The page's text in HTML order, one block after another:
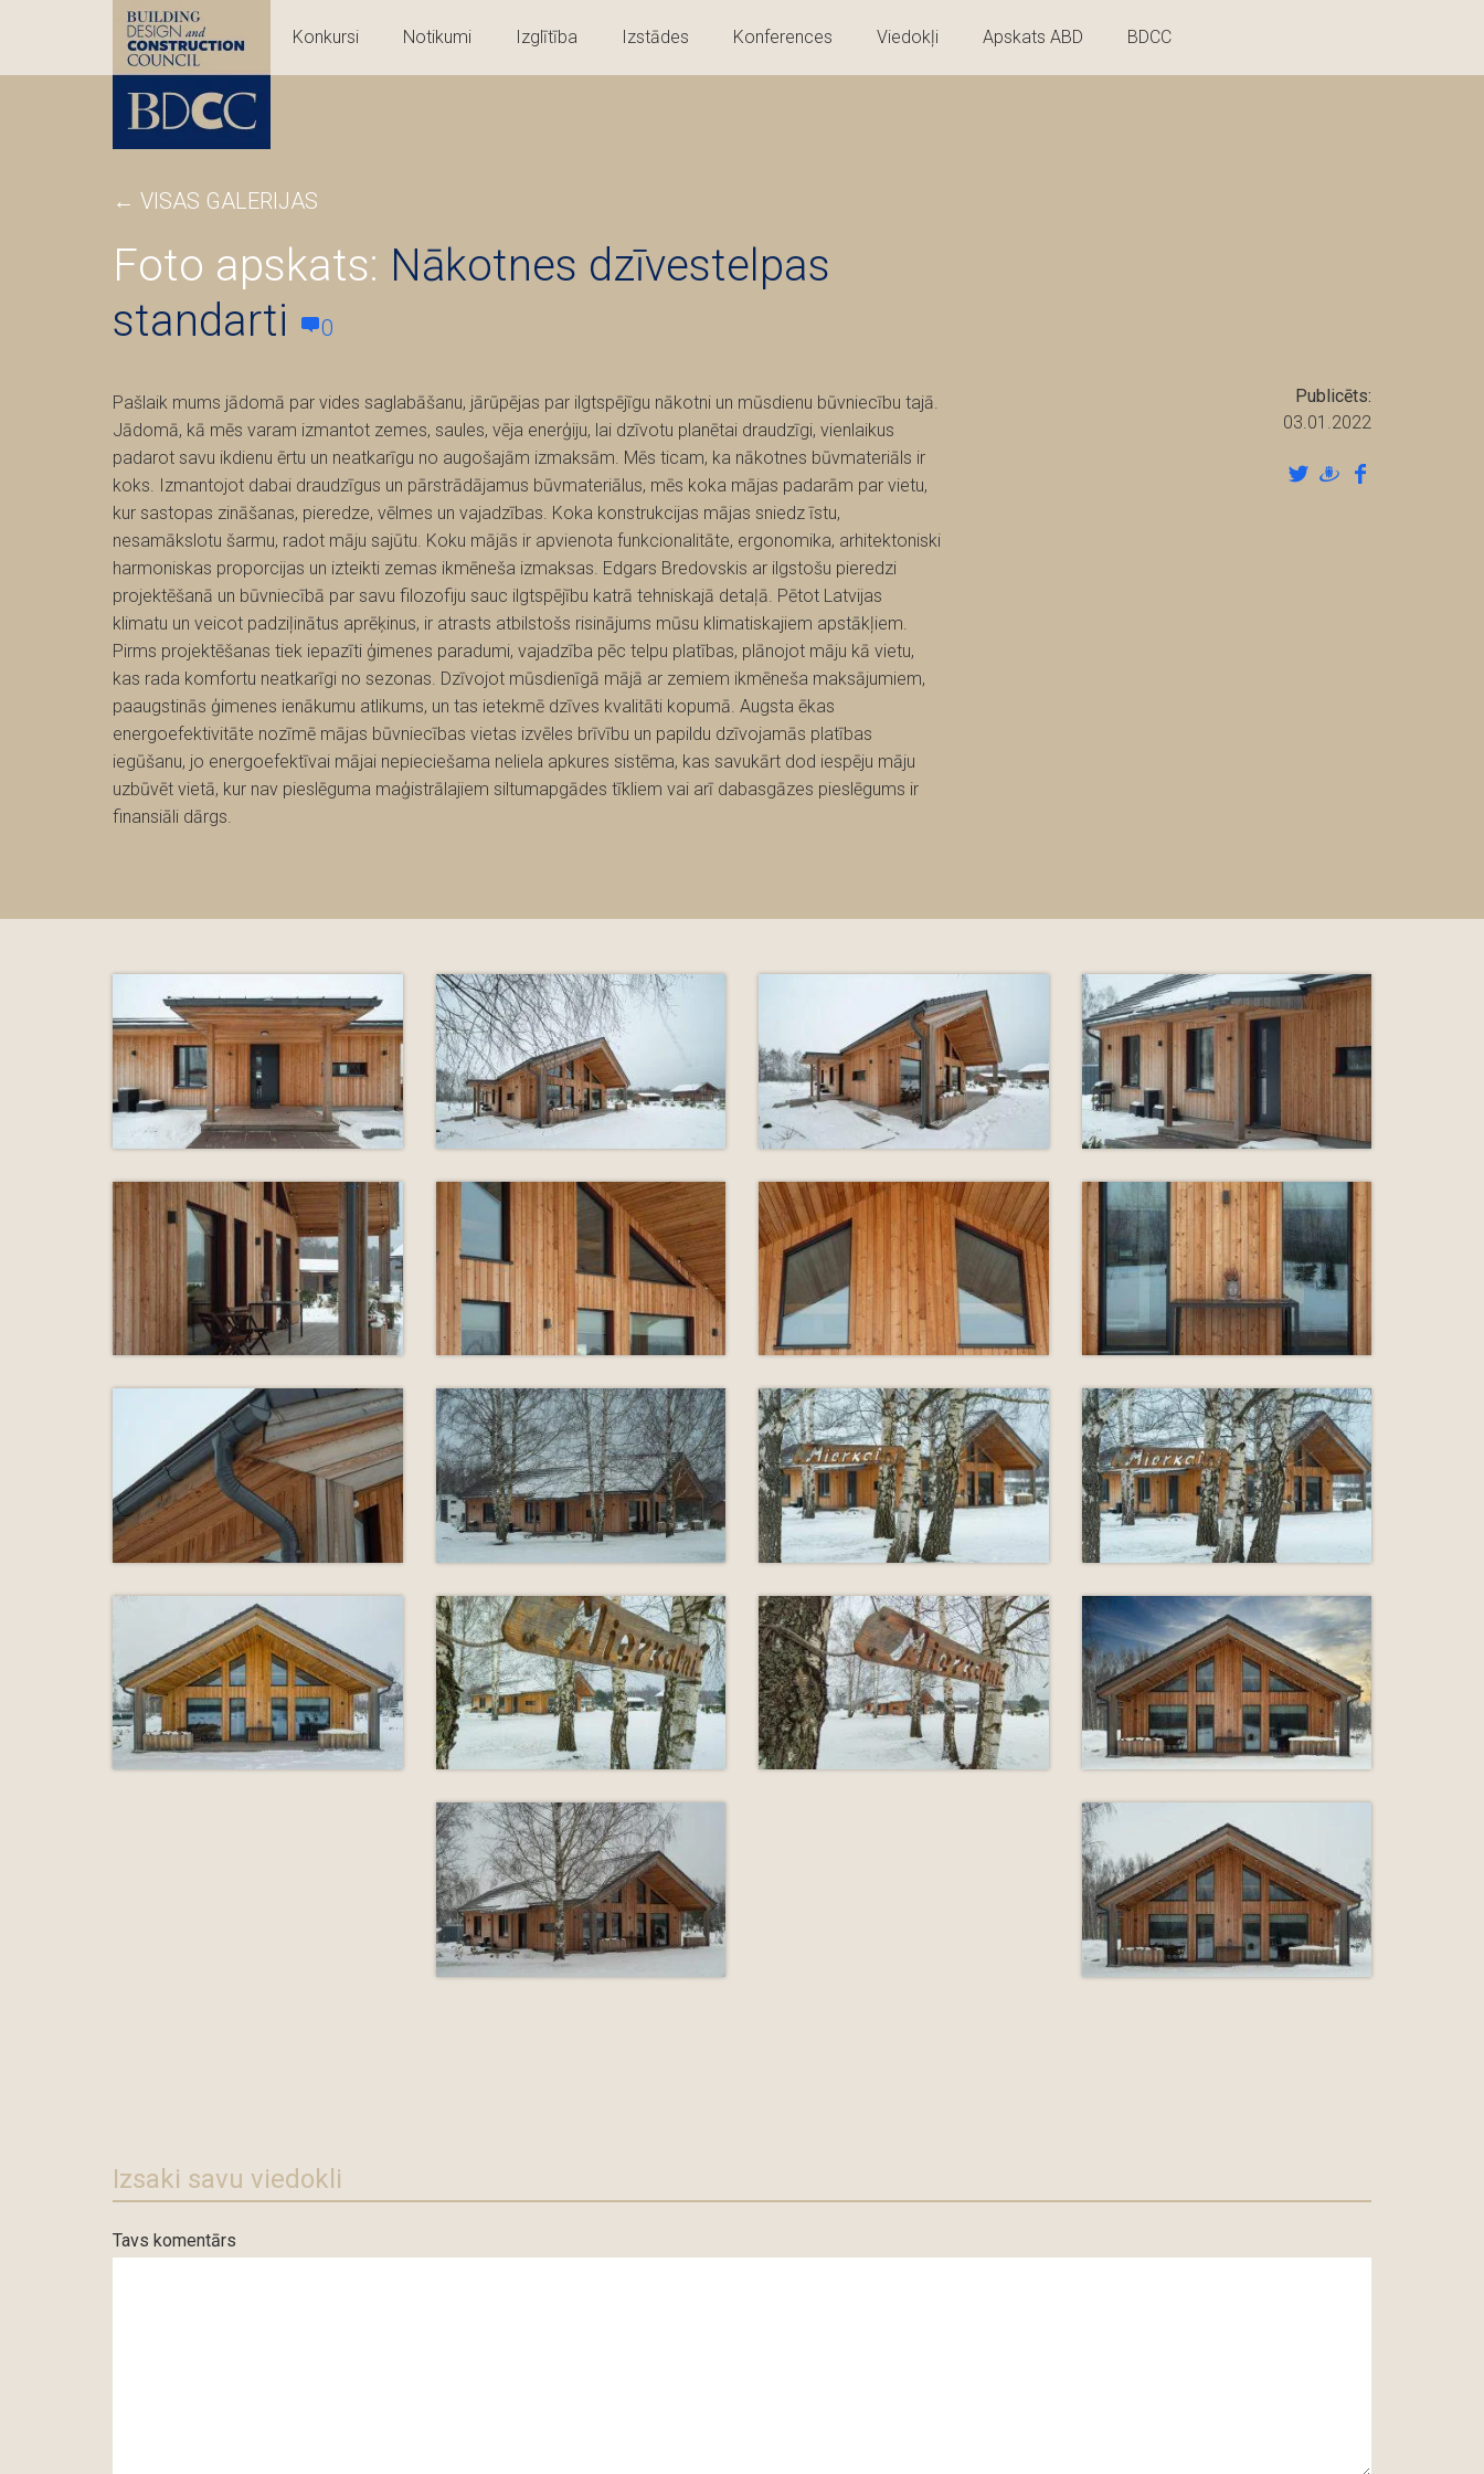
Konkursi Notikumi Izglītība Izstādes Konferences Viedokļi Apskats ABD BDCC
← VISAS GALERIJAS
Foto apskats: Nākotnes dzīvestelpas
standarti
0
Pašlaik mums jādomā par vides saglabāšanu, jārūpējas par ilgtspējīgu nākotni un mūsdienu būvniecību tajā.
Jādomā, kā mēs varam izmantot zemes, saules, vēja enerģiju, lai dzīvotu planētai draudzīgi, vienlaikus
padarot savu ikdienu ērtu un neatkarīgu no augošajām izmaksām. Mēs ticam, ka nākotnes būvmateriāls ir
koks. Izmantojot dabai draudzīgus un pārstrādājamus būvmateriālus, mēs koka mājas padarām par vietu,
kur sastopas zināšanas, pieredze, vēlmes un vajadzības. Koka konstrukcijas mājas sniedz īstu,
nesamākslotu šarmu, radot māju sajūtu. Koku mājās ir apvienota funkcionalitāte, ergonomika, arhitektoniski
harmoniskas proporcijas un izteikti zemas ikmēneša izmaksas. Edgars Bredovskis ar ilgstošu pieredzi
projektēšanā un būvniecībā par savu filozofiju sauc ilgtspējību katrā tehniskajā detaļā. Pētot Latvijas
klimatu un veicot padziļinātus aprēķinus, ir atrasts atbilstošs risinājums mūsu klimatiskajiem apstākļiem.
Pirms projektēšanas tiek iepazīti ģimenes paradumi, vajadzība pēc telpu platības, plānojot māju kā vietu,
kas rada komfortu neatkarīgi no sezonas. Dzīvojot mūsdienīgā mājā ar zemiem ikmēneša maksājumiem,
paaugstinās ģimenes ienākumu atlikums, un tas ietekmē dzīves kvalitāti kopumā. Augsta ēkas
energoefektivitāte nozīmē mājas būvniecības vietas izvēles brīvību un papildu dzīvojamās platības
iegūšanu, jo energoefektīvai mājai nepieciešama neliela apkures sistēma, kas savukārt dod iespēju māju
uzbūvēt vietā, kur nav pieslēguma maģistrālajiem siltumapgādes tīkliem vai arī dabasgāzes pieslēgums ir
finansiāli dārgs.
Publicēts:
03.01.2022
Izsaki savu viedokli
Tavs komentārs